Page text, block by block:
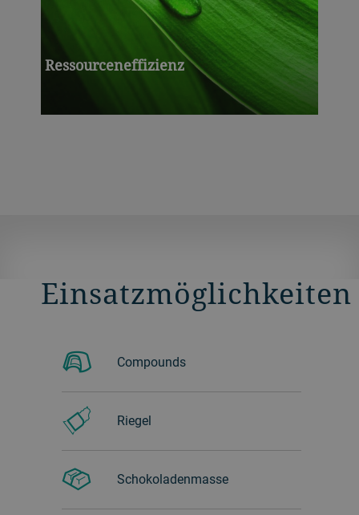
Ressourceneffizienz
Einsatzmöglichkeiten
Compounds
Riegel
Schokoladenmasse